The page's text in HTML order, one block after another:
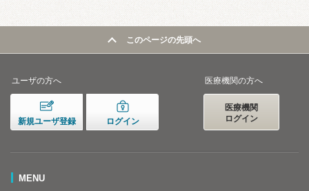
このページの先頭へ
ユーザの方へ
新規ユーザ登録 ログイン
医療機関の方へ
医療機関
ログイン
MENU